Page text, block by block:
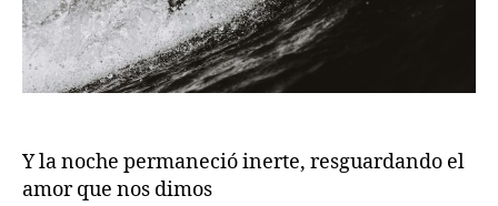
Y la noche permaneció inerte, resguardando el
amor que nos dimos